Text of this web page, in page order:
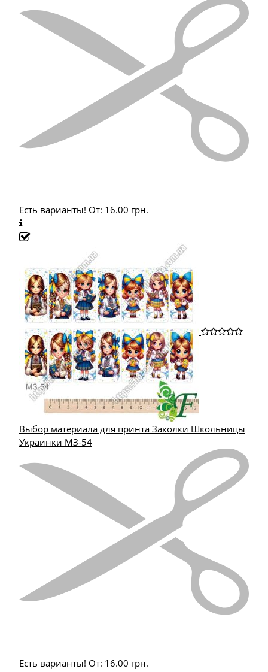
Есть варианты! От: 16.00 грн.
Выбор материала для принта Заколки Школьницы
Украинки МЗ-54
Есть варианты! От: 16.00 грн.